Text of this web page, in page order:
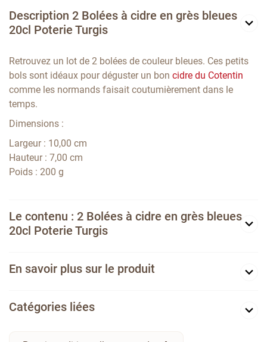
Description 2 Bolées à cidre en grès bleues
20cl Poterie Turgis
Retrouvez un lot de 2 bolées de couleur bleues. Ces petits
bols sont idéaux pour déguster un bon cidre du Cotentin
comme les normands faisait coutumièrement dans le
temps.
Dimensions :
Largeur : 10,00 cm
Hauteur : 7,00 cm
Poids : 200 g
Le contenu : 2 Bolées à cidre en grès bleues
20cl Poterie Turgis
En savoir plus sur le produit
Catégories liées